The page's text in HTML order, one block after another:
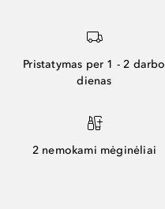
Pristatymas per 1 - 2 darbo
dienas
2 nemokami mėginėliai